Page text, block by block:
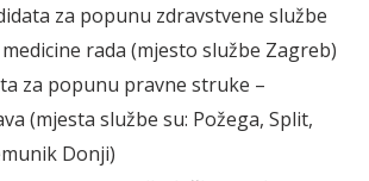
za popunu zdravstvene službe
rada (mjesto službe Zagreb)
za popunu pravne struke –
(mjesta službe su: Požega, Split,
Donji)